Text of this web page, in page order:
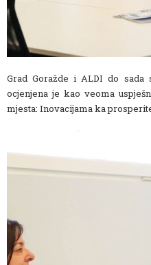
Grad Goražde i ALDI do sada
ocjenjena je kao veoma
mjesta: Inovacijama ka